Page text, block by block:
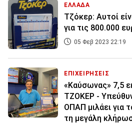
ΕΛΛΑΔΑ
Τζόκερ: Αυτοί
για τις 800.000
05 Φεβ 2023 22:19
ΕΠΙΧΕΙΡΗΣΕΙΣ
«Καύσωνας» 7,5
ΤΖΟΚΕΡ -
ΟΠΑΠ μιλάει για
τη μεγάλη